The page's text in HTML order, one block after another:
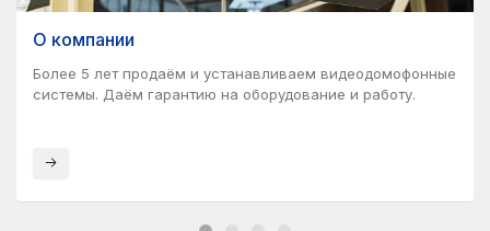
О компании
Более 5 лет продаём и устанавливаем видеодомофонные
системы. Даём гарантию на оборудование и работу.
Читать далее